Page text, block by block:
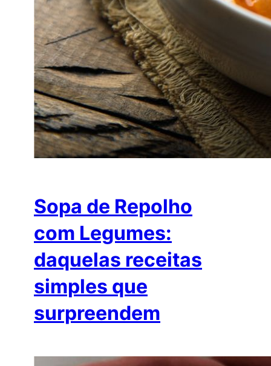
Sopa de Repolho
com Legumes:
daquelas receitas
simples que
surpreendem